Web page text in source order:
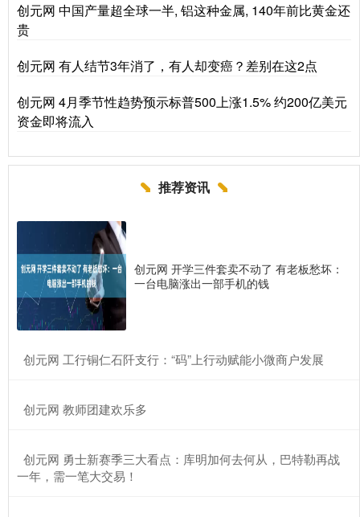
创元网 中国产量超全球一半, 铝这种金属, 140年前比黄金还
贵
创元网 有人结节3年消了，有人却变癌？差别在这2点
创元网 4月季节性趋势预示标普500上涨1.5% 约200亿美元
资金即将流入
推荐资讯
创元网 开学三件套卖不动了 有老板愁坏：
一台电脑涨出一部手机的钱
​创元网 工行铜仁石阡支行：“码”上行动赋能小微商户发展
​创元网 教师团建欢乐多
​创元网 勇士新赛季三大看点：库明加何去何从，巴特勒再战
一年，需一笔大交易！